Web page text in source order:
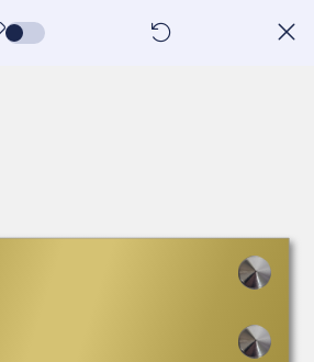
IN STOCK
réinitialiser ma